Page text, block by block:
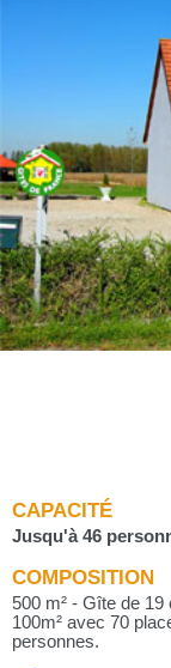
CAPACITÉ
Jusqu'à 46
COMPOSITION
500 m² - Gîte de
100m² avec 70
personnes.